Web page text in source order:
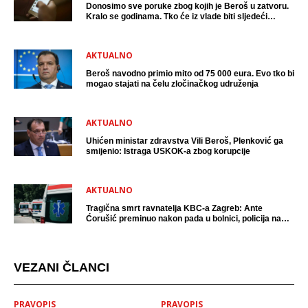
Donosimo sve poruke zbog kojih je Beroš u zatvoru.
Kralo se godinama. Tko će iz vlade biti sljedeći
AKTUALNO
Beroš navodno primio mito od 75 000 eura. Evo tko bi
mogao stajati na čelu zločinačkog udruženja
AKTUALNO
Uhićen ministar zdravstva Vili Beroš, Plenković ga
smijenio: Istraga USKOK-a zbog korupcije
AKTUALNO
Tragična smrt ravnatelja KBC-a Zagreb: Ante
Ćorušić preminuo nakon pada u bolnici, policija na
VEZANI ČLANCI
PRAVOPIS PRAVOPIS